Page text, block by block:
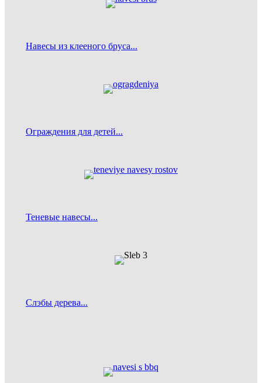
Навесы из клееного бруса...
Ограждения для детей...
Теневые навесы...
Слэбы дерева...